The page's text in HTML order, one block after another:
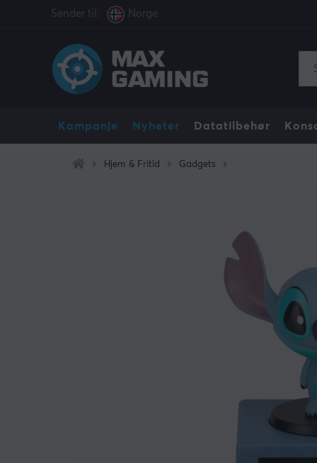
Sender til: Norge
Kampanje Nyheter Datatilbehør
Hjem & Fritid Gadgets